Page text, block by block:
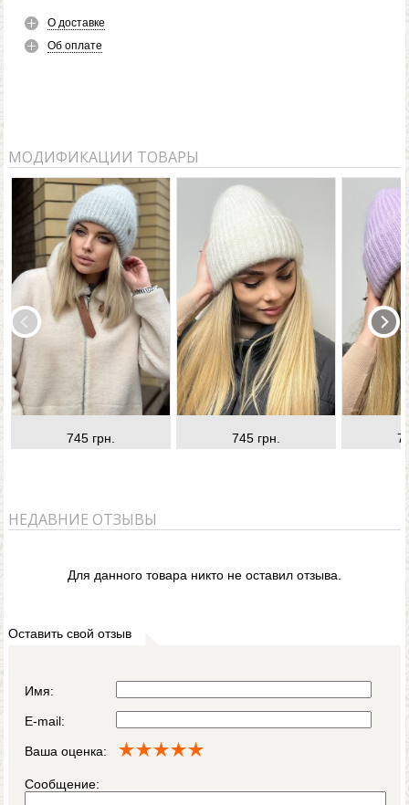
О доставке
Об оплате
МОДИФИКАЦИИ ТОВАРЫ
745 грн. 745 грн.
НЕДАВНИЕ ОТЗЫВЫ
Для данного товара никто не оставил отзыва.
Оставить свой отзыв
Имя:
E-mail:
Ваша оценка:
Сообщение: